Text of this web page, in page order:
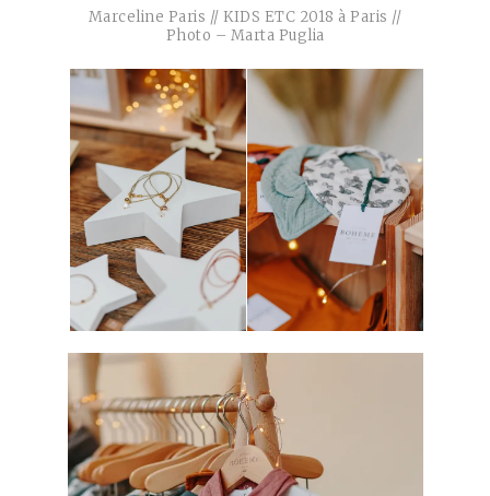
Marceline Paris // KIDS ETC 2018 à Paris //
Photo – Marta Puglia